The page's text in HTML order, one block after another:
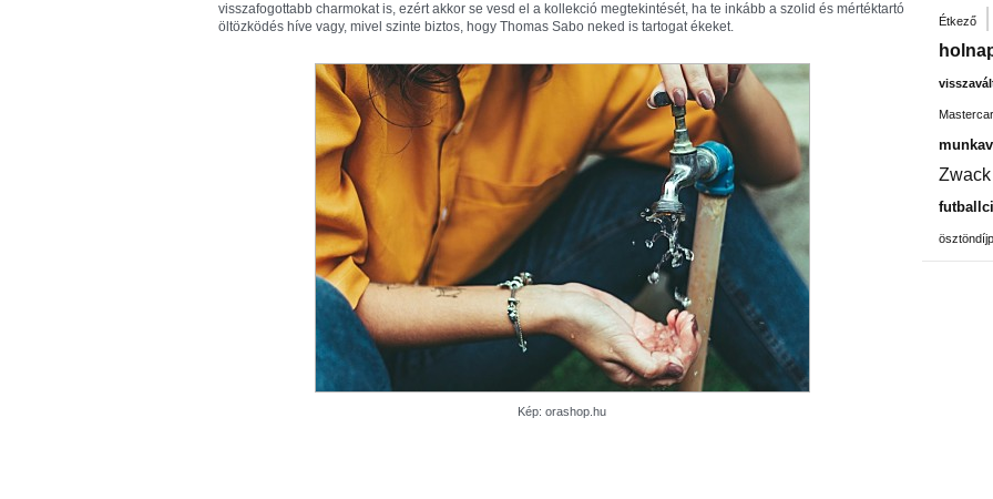
visszafogottabb charmokat is, ezért akkor se vesd el a kollekció megtekintését, ha te inkább a szolid és mértéktartó
öltözködés híve vagy, mivel szinte biztos, hogy Thomas Sabo neked is tartogat ékeket.
Kép: orashop.hu
Étkező |
Zwack